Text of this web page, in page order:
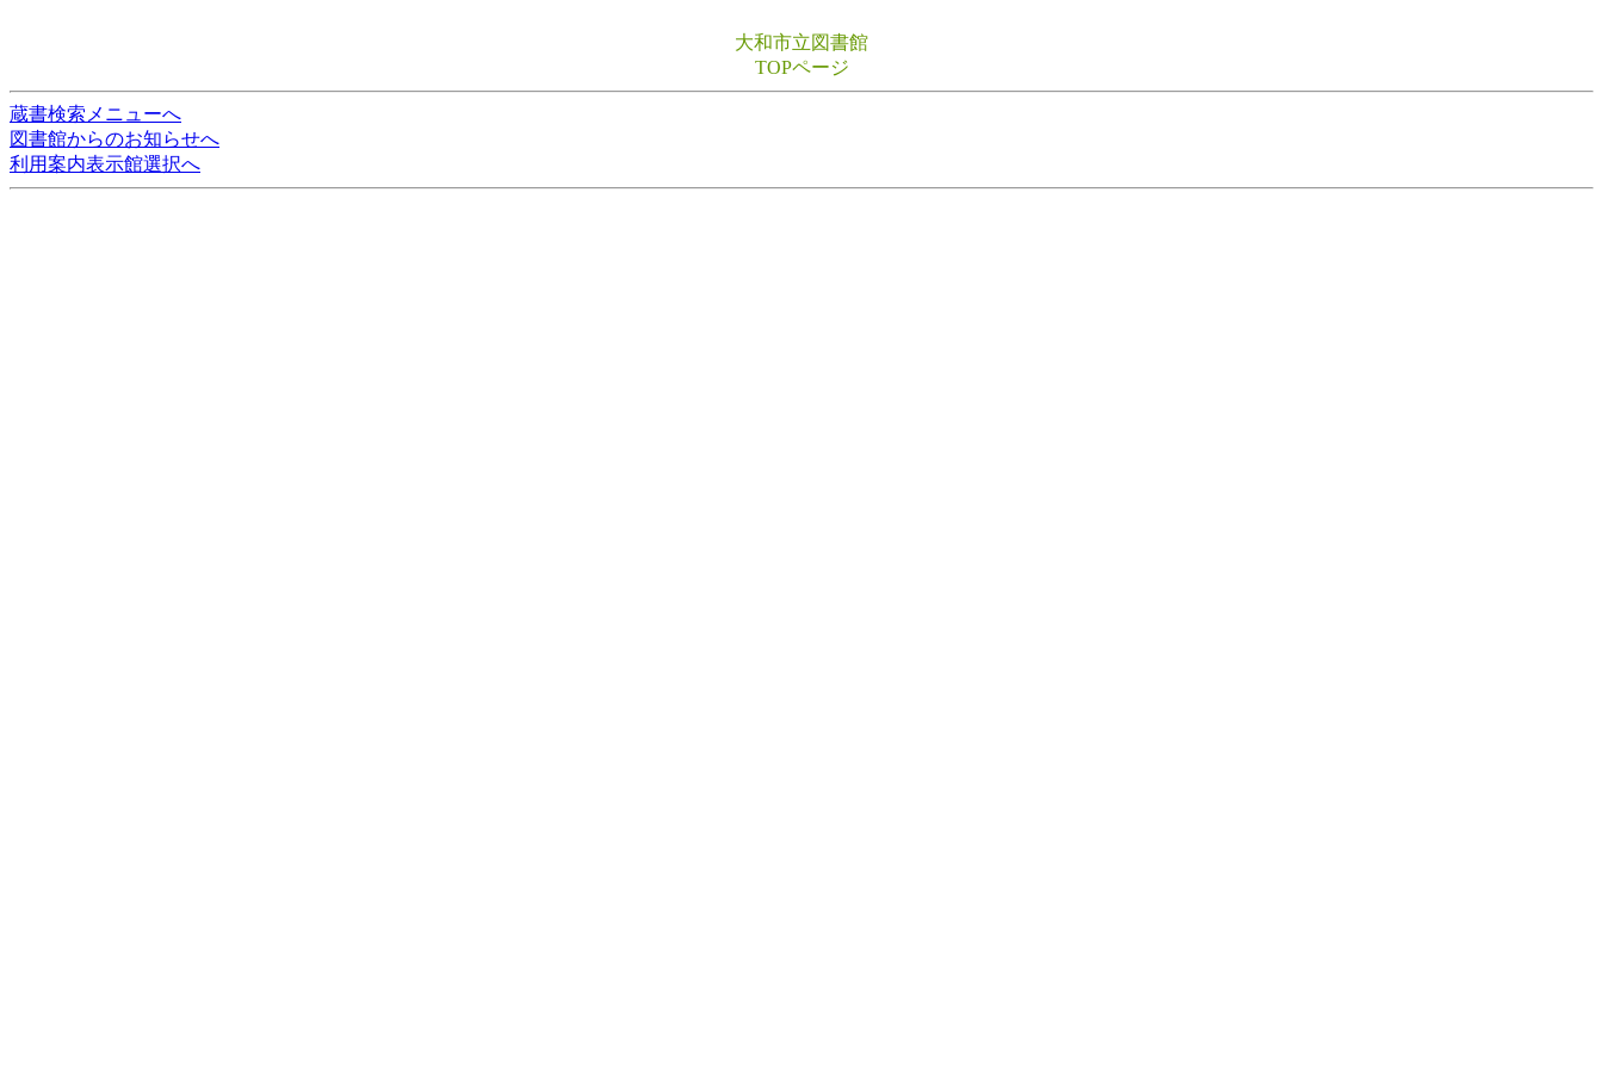
大和市立図書館
TOPページ
蔵書検索メニューへ
図書館からのお知らせへ
利用案内表示館選択へ